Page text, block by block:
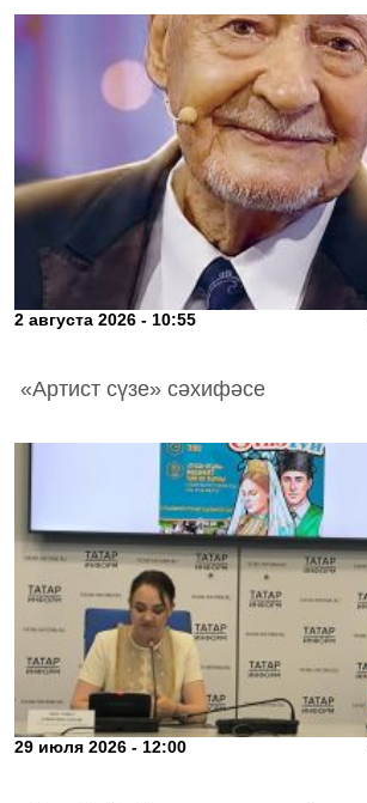
2 августа 2026 - 10:55
«Артист сүзе» сәхифәсе
29 июля 2026 - 12:00